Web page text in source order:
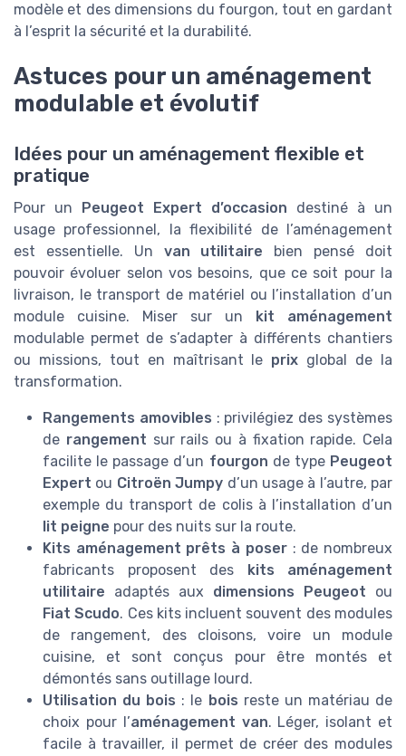
modèle et des dimensions du fourgon, tout en gardant
à l’esprit la sécurité et la durabilité.
Astuces pour un aménagement
modulable et évolutif
Idées pour un aménagement flexible et
pratique
Pour un Peugeot Expert d’occasion destiné à un
usage professionnel, la flexibilité de l’aménagement
est essentielle. Un van utilitaire bien pensé doit
pouvoir évoluer selon vos besoins, que ce soit pour la
livraison, le transport de matériel ou l’installation d’un
module cuisine. Miser sur un
kit aménagement
modulable permet de s’adapter à différents chantiers
ou missions, tout en maîtrisant le prix global de la
transformation.
Rangements amovibles : privilégiez des systèmes
de rangement sur rails ou à fixation rapide. Cela
facilite le passage d’un fourgon de type Peugeot
Expert ou Citroën Jumpy d’un usage à l’autre, par
exemple du transport de colis à l’installation d’un
lit peigne pour des nuits sur la route.
Kits aménagement prêts à poser: de nombreux
fabricants proposent des
kits aménagement
utilitaire adaptés aux dimensions Peugeot ou
Fiat Scudo. Ces kits incluent souvent des modules
de rangement, des cloisons, voire un module
cuisine, et sont conçus pour être montés et
démontés sans outillage lourd.
Utilisation du bois : le bois reste un matériau de
choix pour l’aménagement van. Léger, isolant et
facile à travailler, il permet de créer des modules